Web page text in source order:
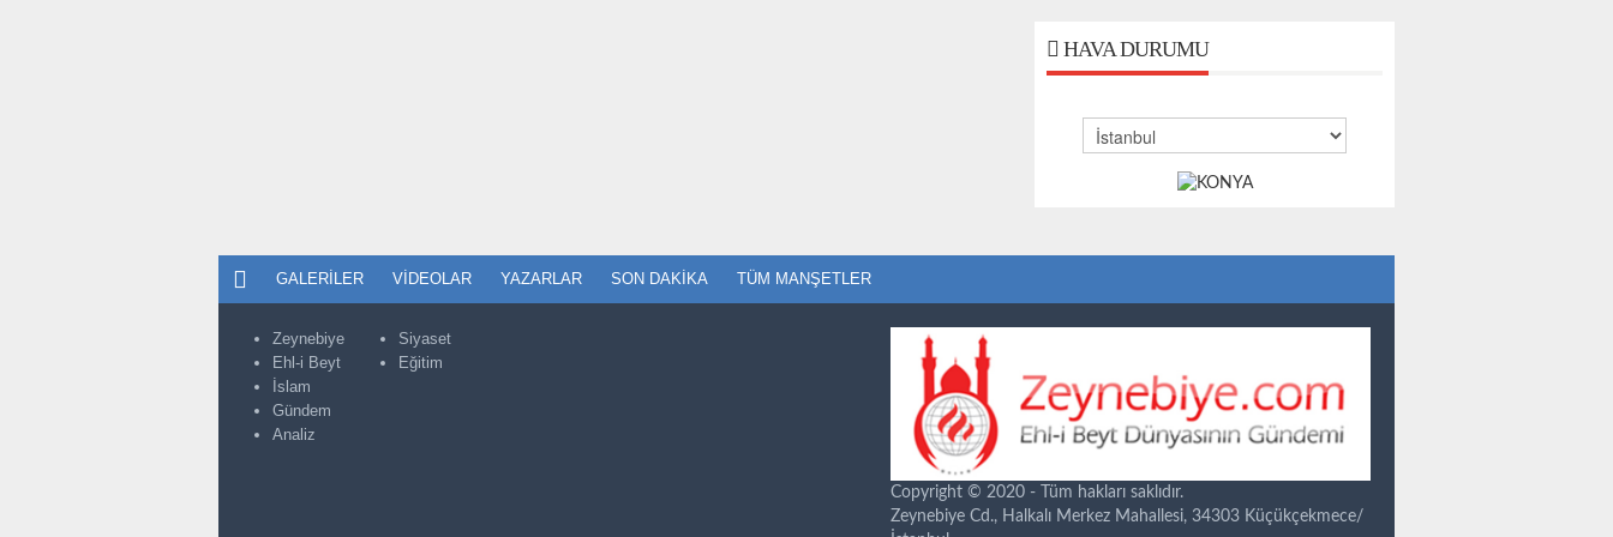
HAVA DURUMU
GALERILER VIDEOLAR YAZARLAR SON DAKIKA TÜM MANŞETLER
Zeynebiye
Ehl-i Beyt
İslam
Gündem
Analiz
Siyaset
Eğitim
Copyright © 2020 - Tüm hakları saklıdır.
Zeynebiye Cd., Halkalı Merkez Mahallesi, 34303 Küçükçekmece/